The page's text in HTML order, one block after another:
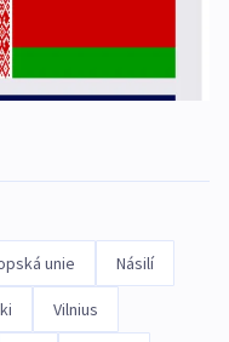
unie Násilí
Vilnius